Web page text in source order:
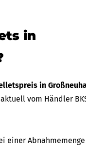
in
in
vom Händler
einer